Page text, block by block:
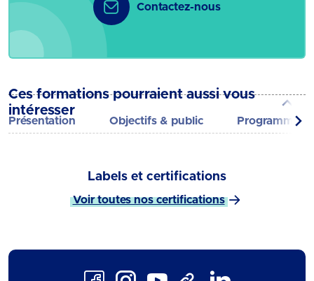
Présentation Objectifs & public Programme
Contactez-nous
Ces formations pourraient aussi vous
intéresser
Labels et certifications
Voir toutes nos certifications